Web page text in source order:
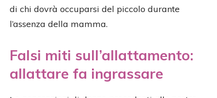
di chi dovrà occuparsi del piccolo durante
l’assenza della mamma.
Falsi miti sull’allattamento:
allattare fa ingrassare